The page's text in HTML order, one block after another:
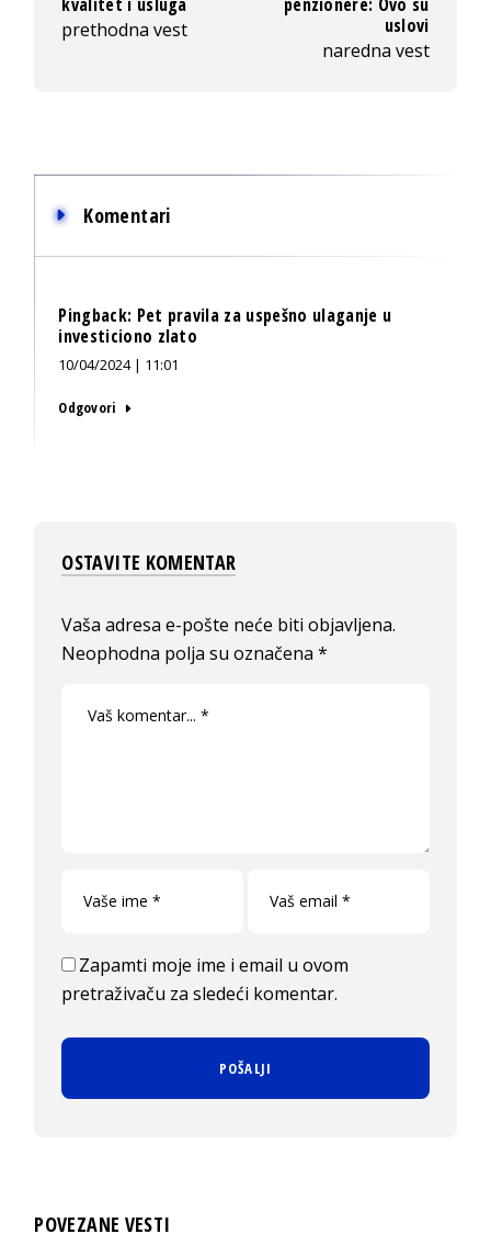
kvalitet i usluga
prethodna vest
penzionere: Ovo su
uslovi
naredna vest
Komentari
Pingback: Pet pravila za uspešno ulaganje u
investiciono zlato
10/04/2024 | 11:01
Odgovori
OSTAVITE KOMENTAR
Vaša adresa e-pošte neće biti objavljena.
Neophodna polja su označena*
Zapamti moje ime i email u ovom
pretraživaču za sledeći komentar.
POVEZANE VESTI